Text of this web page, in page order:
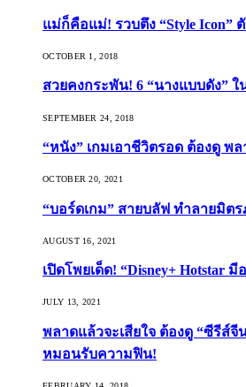
แม่ก็คือแม่! รวบตึง “Style Icon”
OCTOBER 1, 2018
สวยคงกระพัน! 6 “นางแบบดัง” ใ
SEPTEMBER 24, 2018
“หนัง” เกมเอาชีวิตรอด ต้องดู พล
OCTOBER 20, 2021
“บอร์ดเกม” สายบลัฟ ทำลายมิต
AUGUST 16, 2021
เปิดโพยเด็ด! “Disney+ Hotstar มี
JULY 13, 2021
พลาดแล้วจะเสียใจ ต้องดู “ซีรีส์จี
หมอนรับความฟิน!